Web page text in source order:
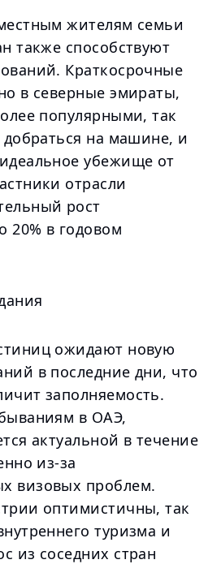
жителям семьи
также способствуют
Краткосрочные
в северные эмираты,
популярными, так
добраться на машине, и
убежище от
отрасли
рост
20% в годовом
ожидают новую
в последние дни, что
заполняемость.
в ОАЭ,
актуальной в течение
из-за
визовых проблем.
оптимистичны, так
туризма и
из соседних стран